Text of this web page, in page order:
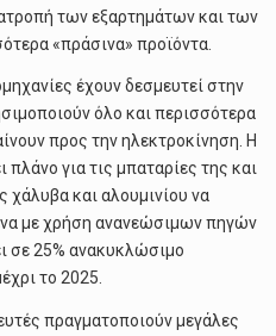
των εξαρτημάτων και των
«πράσινα» προϊόντα.
έχουν δεσμευτεί στην
όλο και περισσότερα
προς την ηλεκτροκίνηση. Η
πλάνο για τις μπαταρίες της και
χάλυβα και αλουμινίου να
με χρήση ανανεώσιμων πηγών
σε 25% ανακυκλώσιμο
το 2025.
πραγματοποιούν μεγάλες